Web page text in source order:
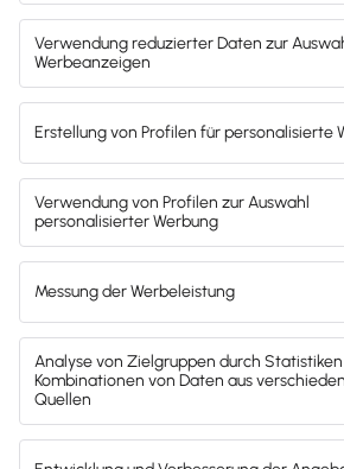
Bruttomonatsgehalt pro Jahr
Betriebszugehörigkeit.
Spare Zeit und nutze Lexware
um alle Berechnungen korrekt
nachvollziehbar durchzuführen!
Mehr zu Lexware
Ein Beispiel zur Verdeutlichung:
Mitarbeiter, der zum Beispiel seit
Betrieb beschäftigt ist und 2.500
Monat verdient, ergibt sich daraus
zwischen 6.250 bis 12.500 Euro. Je